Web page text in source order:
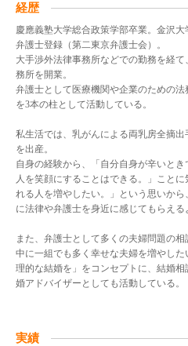
経歴
慶應義塾大学総合政策学部卒業。金沢
弁護士登録（第二東京弁護士会）。
大手渉外法律事務所などでの勤務を経
務所を開業。
弁護士として医療機関や企業のための法
を3本の柱として活動している。
私生活では、乳がんによる両乳房全摘
を出産。
自身の経験から、「自分自身が辛いと
人を笑顔にすることはできる。」こと
れる人を増やしたい。」という思いか
に法律や弁護士を身近に感じてもらえる
また、弁護士として多くの夫婦問題の
中に一組でも多く幸せな夫婦を増やし
理的な結婚を」をコンセプトに、結婚
婚アドバイザーとしても活動している。
実績